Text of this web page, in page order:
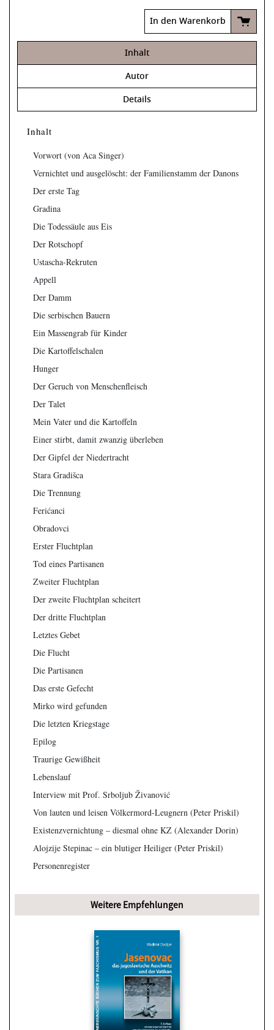
In den Warenkorb
Inhalt
Autor
Details
Inhalt
Vorwort (von Aca Singer)
Vernichtet und ausgelöscht: der Familienstamm der Danons
Der erste Tag
Gradina
Die Todessäule aus Eis
Der Rotschopf
Ustascha-Rekruten
Appell
Der Damm
Die serbischen Bauern
Ein Massengrab für Kinder
Die Kartoffelschalen
Hunger
Der Geruch von Menschenfleisch
Der Talet
Mein Vater und die Kartoffeln
Einer stirbt, damit zwanzig überleben
Der Gipfel der Niedertracht
Stara Gradišca
Die Trennung
Ferićanci
Obradovci
Erster Fluchtplan
Tod eines Partisanen
Zweiter Fluchtplan
Der zweite Fluchtplan scheitert
Der dritte Fluchtplan
Letztes Gebet
Die Flucht
Die Partisanen
Das erste Gefecht
Mirko wird gefunden
Die letzten Kriegstage
Epilog
Traurige Gewißheit
Lebenslauf
Interview mit Prof. Srboljub Živanović
Von lauten und leisen Völkermord-Leugnern (Peter Priskil)
Existenzvernichtung – diesmal ohne KZ (Alexander Dorin)
Alojzije Stepinac – ein blutiger Heiliger (Peter Priskil)
Personenregister
Weitere Empfehlungen